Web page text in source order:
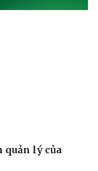
quản lý của